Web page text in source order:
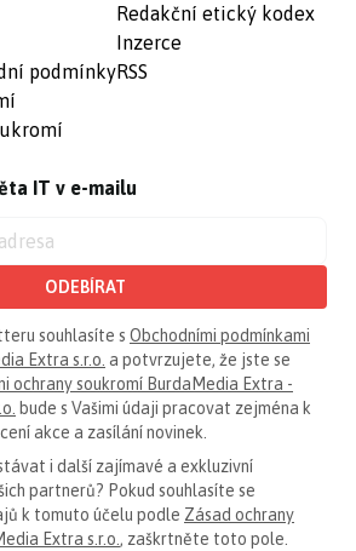
podmínky
Redakční etický kodex
Inzerce
RSS
IT v e-mailu
ODEBÍRAT
souhlasíte s Obchodními podmínkami
Extra s.r.o. a potvrzujete, že jste se
ochrany soukromí BurdaMedia Extra -
bude s Vašimi údaji pracovat zejména k
akce a zasílání novinek.
i další zajímavé a exkluzivní
partnerů? Pokud souhlasíte se
k tomuto účelu podle Zásad ochrany
Extra s.r.o. , zaškrtněte toto pole.